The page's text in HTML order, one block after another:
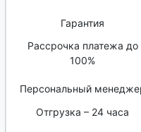
Гарантия
Рассрочка платежа до
100%
Персональный
Отгрузка – 24 часа